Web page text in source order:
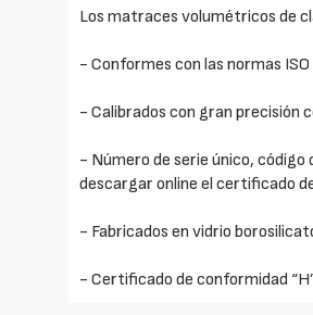
Los matraces volumétricos de
- Conformes con las normas
- Calibrados con gran precisión
- Número de serie único, código
descargar online el certificado
- Fabricados en vidrio
- Certificado de conformidad